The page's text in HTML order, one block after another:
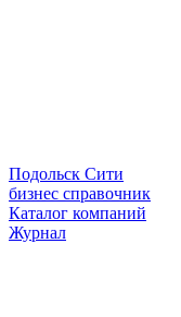
Подольск Сити
бизнес справочник
Каталог компаний
Журнал